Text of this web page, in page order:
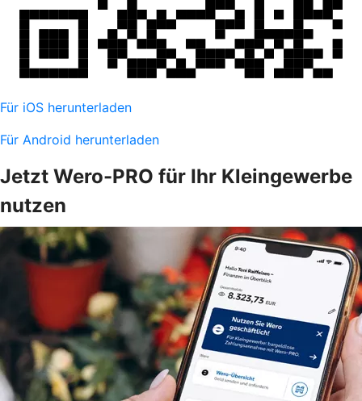
Für iOS herunterladen
Für Android herunterladen
Jetzt Wero-PRO für Ihr Kleingewerbe
nutzen